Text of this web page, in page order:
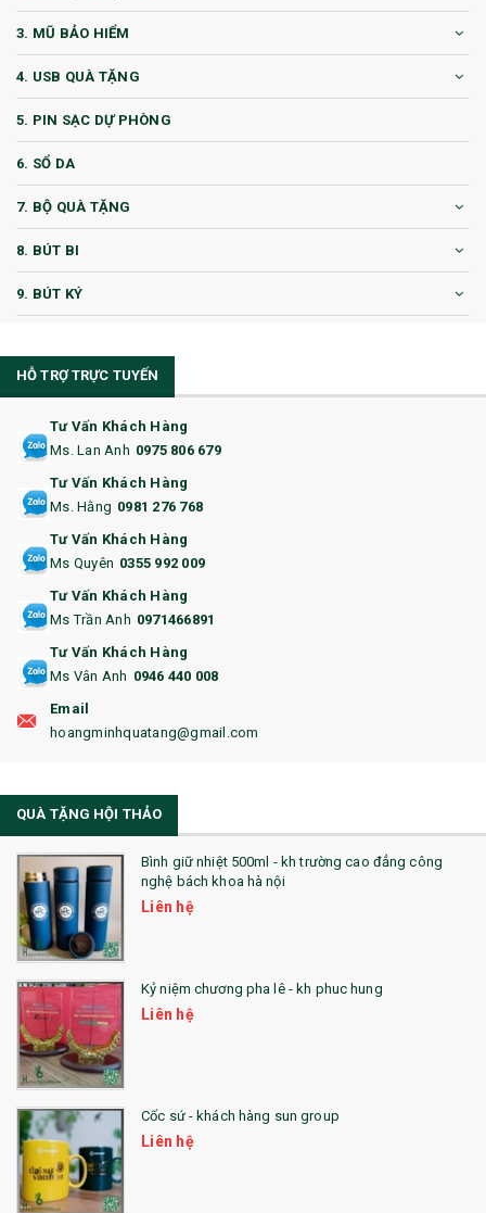
3. MŨ BẢO HIỂM
4. USB QUÀ TẶNG
5. PIN SẠC DỰ PHÒNG
6. SỔ DA
7. BỘ QUÀ TẶNG
8. BÚT BI
9. BÚT KÝ
11. CỐC/BÌNH GIỮ NHIỆT
12. BÌNH NƯỚC
14. HỘP/VÍ ĐỰNG NAMECARD
15. BỘ BẤM MÓNG
16. BAO HỘ CHIẾU
18. ẤM CHÉN QUÀ TẶNG
19. ĐỒNG HỒ TREO TƯỜNG
22. ĐỒNG HỒ ĐỂ BÀN
23. QÙA TẶNG ĐỘC ĐÁO
24. QÙA TẶNG PHA LÊ
25. QUÀ TẶNG GLASSLOCK
26. QUÀ TẶNG LUMINARC
28. BỘ ĐỒ ĂN CAO CẤP
29. MÓC KHOÁ
31. TÚI VẢI KHÔNG DỆT
32. TÚI VẢI BỐ
33. MŨ LƯỠI TRAI
HỖ TRỢ TRỰC TUYẾN
Tư Vấn Khách Hàng
Ms. Lan Anh 0975 806 679
Tư Vấn Khách Hàng
Ms. Hằng 0981 276 768
Tư Vấn Khách Hàng
Ms Quyên 0355 992 009
Tư Vấn Khách Hàng
Ms Trần Anh 0971466891
Tư Vấn Khách Hàng
Ms Vân Anh 0946 440 008
Email
hoangminhquatang@gmail.com
QUÀ TẶNG HỘI THẢO
Bình giữ nhiệt 500ml - kh trường cao đẳng công
nghệ bách khoa hà nội
Liên hệ
Kỷ niệm chương pha lê - kh phuc hung
Liên hệ
Cốc sứ - khách hàng sun group
Liên hệ